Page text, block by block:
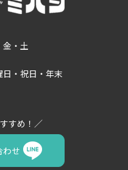
金・土
・祝日・年末
わせ